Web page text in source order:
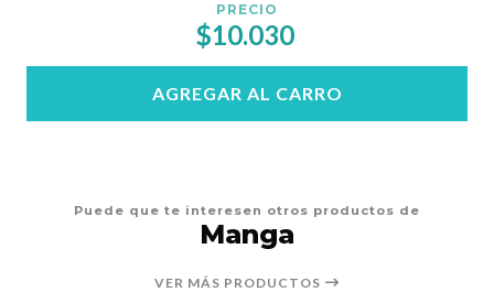
PRECIO
$10.030
AGREGAR AL CARRO
Puede que te interesen otros productos de
Manga
VER MÁS PRODUCTOS